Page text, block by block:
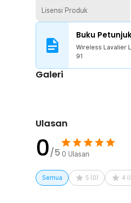
sekali pengisian daya dan
Kelengkapan Produk
Rincian yang Anda
1 atau 2 x Wireless
(Tergantung Varian)
1 x Receiver
Lisensi Produk
Buku
Wireless Lavalier
91
Galeri
Ulasan
0/5 0 Ulasan
Semua 5 (0) 4 (